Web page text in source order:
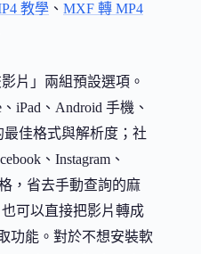
教學 、 MXF 轉 MP4
片」兩組預設選項。
iPad、Android 手機、
最佳格式與解析度；社
、Instagram、
，省去手動查詢的麻
可以直接把影片轉成
功能。對於不想安裝軟